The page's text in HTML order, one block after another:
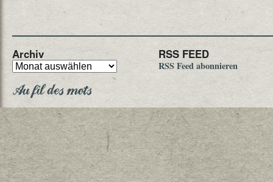
Archiv RSS FEED
RSS Feed abonnieren
Au fil des mots